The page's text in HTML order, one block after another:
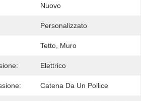
Nuovo
Personalizzato
Tetto, Muro
Elettrico
Catena Da Un Pollice